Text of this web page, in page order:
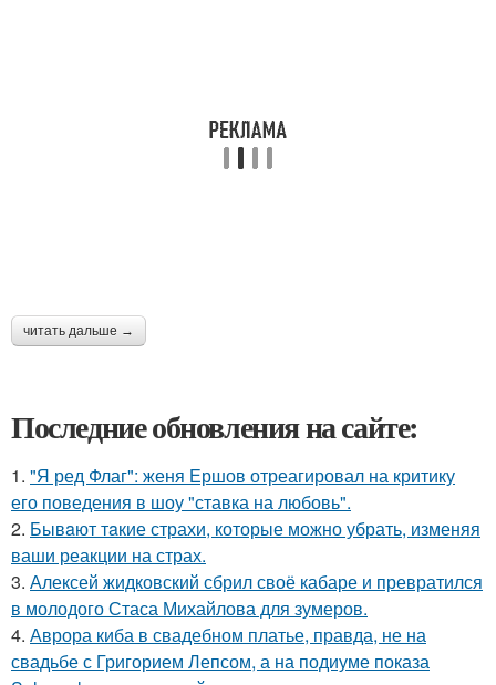
читать дальше →
Последние обновления на сайте:
1. "Я ред Флаг": женя Ершов отреагировал на критику
его поведения в шоу "ставка на любовь".
2. Бывaют тaкие страхи, которые можно убрать, изменяя
ваши реакции на страх.
3. Алексей жидковский сбрил своё кабаре и превратился
в молодого Стаса Михайлова для зумеров.
4. Аврора киба в свадебном платье, правда, не на
свадьбе с Григорием Лепсом, а на подиуме показа